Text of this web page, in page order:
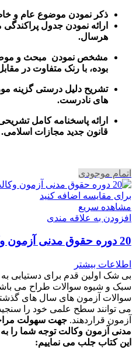
ذکر نمودن موضوع عام و
ارائه نمودن جدول
هرسال.
مشخص نمودن مبحث و
بوده، با رنک متفاوت در
تشریح دلیل درستی گزینه
های نادرست.
ارائه پاسخنامه کامل
قانون جدید مجازات اسلامی.
اتمام موجودی
برای مقایسه اضافه کنید
مشاهده سریع
افزودن به علاقه مندی
20 دوره حقوق مدنی آزمون وکالت – تجارت
اطلاعات بیشتر
بی شک اولین قدم برای دستیابی
سبک و شیوه سوالات طراح می
سوالات آزمون های سال های گذشته
می توانند سطح علمی خود را
آزمون قراردهند.
مدنی آزمون وکالت توجه شما را
این کتاب جلب می نماییم: